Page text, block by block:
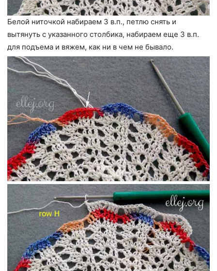
Белой ниточкой набираем 3 в.п., петлю снять и
вытянуть с указанного столбика, набираем еще 3 в.п.
для подъема и вяжем, как ни в чем не бывало.